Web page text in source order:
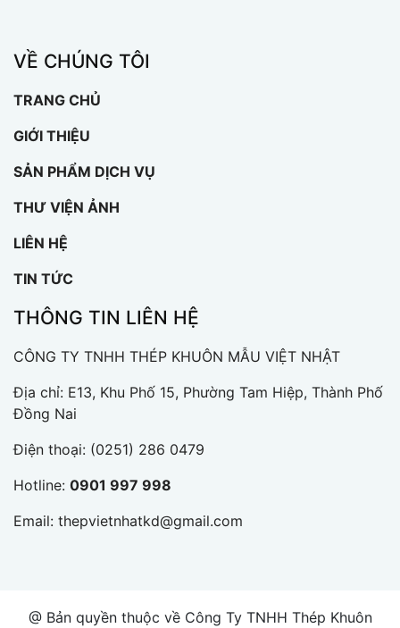
VỀ CHÚNG TÔI
TRANG CHỦ
GIỚI THIỆU
SẢN PHẨM DỊCH VỤ
THƯ VIỆN ẢNH
LIÊN HỆ
TIN TỨC
THÔNG TIN LIÊN HỆ
CÔNG TY TNHH THÉP KHUÔN MẪU VIỆT NHẬT
Địa chỉ: E13, Khu Phố 15, Phường Tam Hiệp, Thành Phố
Đồng Nai
Điện thoại: (0251) 286 0479
Hotline: 0901 997 998
Email: thepvietnhatkd@gmail.com
@ Bản quyền thuộc về Công Ty TNHH Thép Khuôn